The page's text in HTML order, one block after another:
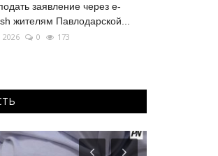
заявление через e-
жителям Павлодарской...
2026 0 173